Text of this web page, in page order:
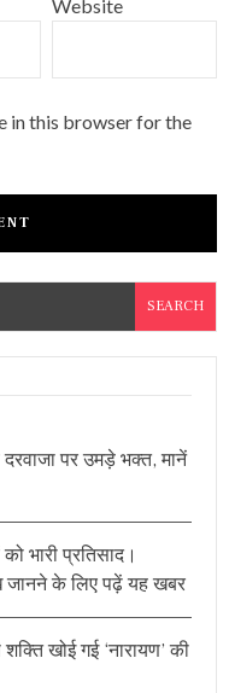
Website
in this browser for the
पर उमड़े भक्त, मानें
भारी प्रतिसाद।
जानने के लिए पढ़ें यह खबर
खोई गई ‘नारायण’ की